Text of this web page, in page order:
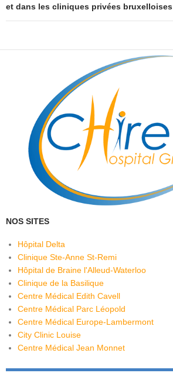
et dans les cliniques privées bruxelloises
NOS SITES
Hôpital Delta
Clinique Ste-Anne St-Remi
Hôpital de Braine l'Alleud-Waterloo
Clinique de la Basilique
Centre Médical Edith Cavell
Centre Médical Parc Léopold
Centre Médical Europe-Lambermont
City Clinic Louise
Centre Médical Jean Monnet